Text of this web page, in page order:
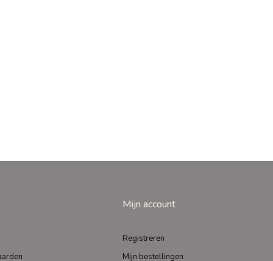
Mijn account
Registreren
Mijn bestellingen